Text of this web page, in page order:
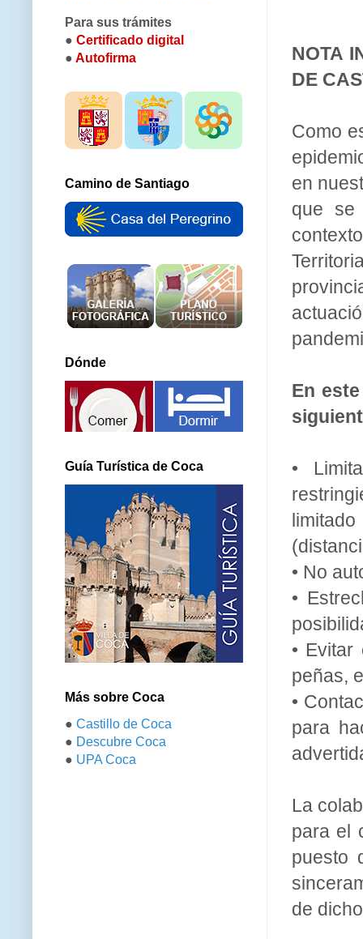
NOTA
DE
Como
en
que se
En
•
• No
•
• Evitar
peñas,
•
para
La
para el
puesto
de
Para sus trámites
● Certificado digital
● Autofirma
Camino de Santiago
Dónde
Guía Turística de Coca
Más sobre Coca
● Castillo de Coca
● Descubre Coca
● UPA Coca